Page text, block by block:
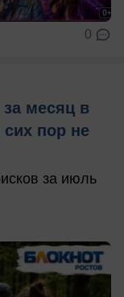
0
месяц в
сих пор не
за июль